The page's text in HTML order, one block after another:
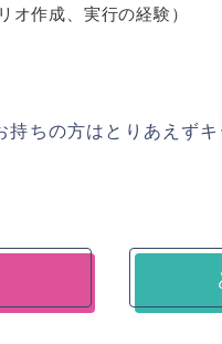
オ作成、実行の経験）
持ちの方はとりあえず